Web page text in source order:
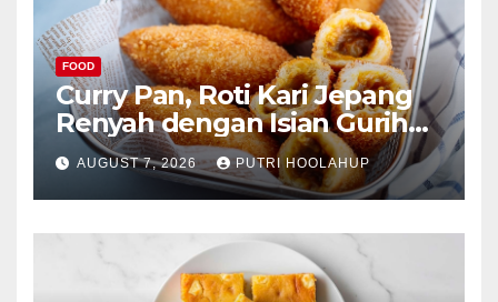
FOOD
Curry Pan, Roti Kari Jepang
Renyah dengan Isian Gurih
Menggoda
AUGUST 7, 2026 PUTRI HOOLAHUP